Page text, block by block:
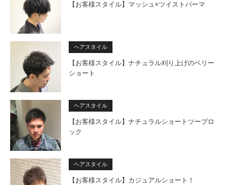
【お客様スタイル】マッシュ×ツイストパーマ
ヘアスタイル
【お客様スタイル】ナチュラル刈り上げのベリー
ショート
ヘアスタイル
【お客様スタイル】ナチュラルショートツーブロ
ック
ヘアスタイル
【お客様スタイル】カジュアルショート！